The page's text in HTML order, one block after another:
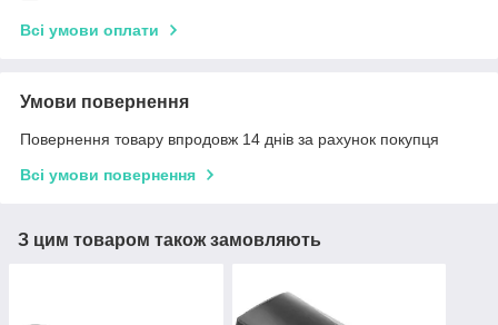
Всі умови оплати
Умови повернення
Повернення товару впродовж 14 днів за рахунок покупця
Всі умови повернення
З цим товаром також замовляють